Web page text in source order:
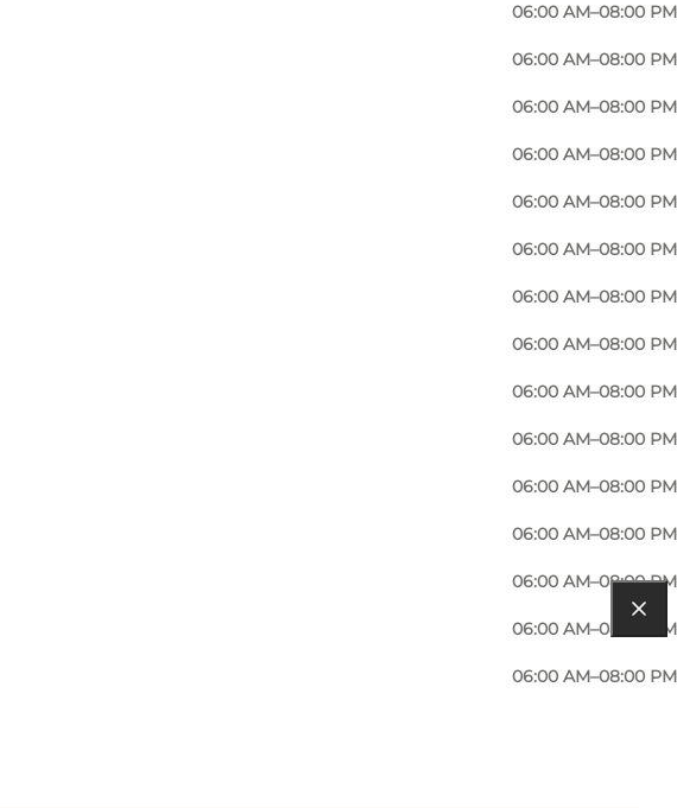
06:00 AM–08:00 PM
06:00 AM–08:00 PM
06:00 AM–08:00 PM
06:00 AM–08:00 PM
06:00 AM–08:00 PM
06:00 AM–08:00 PM
06:00 AM–08:00 PM
06:00 AM–08:00 PM
06:00 AM–08:00 PM
06:00 AM–08:00 PM
06:00 AM–08:00 PM
06:00 AM–08:00 PM
06:00 AM–08:00 PM
06:00 AM–08:00 PM
06:00 AM–08:00 PM
Graffiti Maler Dänemarks. Er meistert die